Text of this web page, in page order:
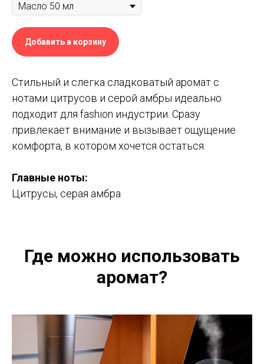
Добавить в корзину
Стильный и слегка сладковатый аромат с
нотами цитрусов и серой амбры идеально
подходит для fashion индустрии. Сразу
привлекает внимание и вызывает ощущение
комфорта, в котором хочется остаться.
Главные ноты:
Цитрусы, серая амбра
Где можно использовать
аромат?